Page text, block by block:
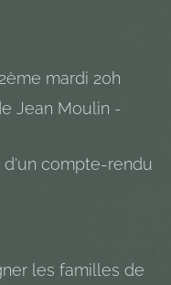
mardi 20h
Jean Moulin -
compte-rendu
les familles de